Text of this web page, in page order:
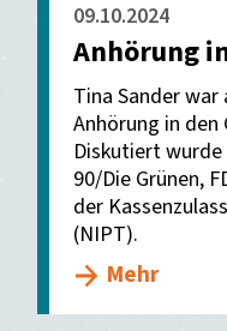
09.10.2024
Anhörung
Tina Sander
Anhörung in den
Diskutiert wurde
90/Die Grünen,
der
(NIPT).
Mehr